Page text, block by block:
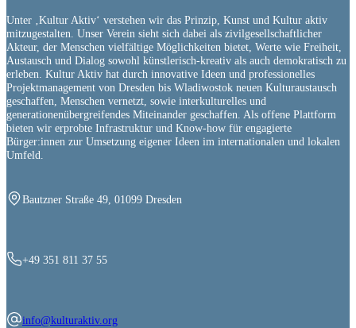
Unter ‚Kultur Aktiv‘ verstehen wir das Prinzip, Kunst und Kultur aktiv
mitzugestalten. Unser Verein sieht sich dabei als zivilgesellschaftlicher
Akteur, der Menschen vielfältige Möglichkeiten bietet, Werte wie Freiheit,
Austausch und Dialog sowohl künstlerisch-kreativ als auch demokratisch zu
erleben. Kultur Aktiv hat durch innovative Ideen und professionelles
Projektmanagement von Dresden bis Wladiwostok neuen Kulturaustausch
geschaffen, Menschen vernetzt, sowie interkulturelles und
generationenübergreifendes Miteinander geschaffen. Als offene Plattform
bieten wir erprobte Infrastruktur und Know-how für engagierte
Bürger:innen zur Umsetzung eigener Ideen im internationalen und lokalen
Umfeld.
Bautzner Straße 49, 01099 Dresden
+49 351 811 37 55
info@kulturaktiv.org